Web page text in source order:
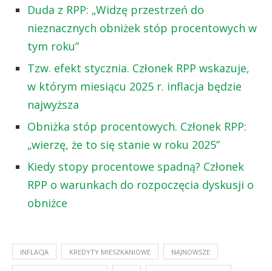
Duda z RPP: „Widzę przestrzeń do
nieznacznych obniżek stóp procentowych w
tym roku”
Tzw. efekt stycznia. Członek RPP wskazuje,
w którym miesiącu 2025 r. inflacja będzie
najwyższa
Obniżka stóp procentowych. Członek RPP:
„wierzę, że to się stanie w roku 2025”
Kiedy stopy procentowe spadną? Członek
RPP o warunkach do rozpoczęcia dyskusji o
obniżce
INFLACJA KREDYTY MIESZKANIOWE NAJNOWSZE